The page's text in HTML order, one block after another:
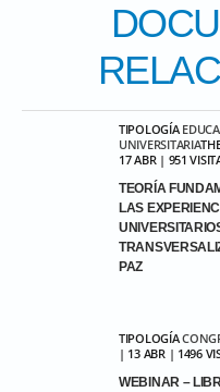
TIPOLOGÍA
UNIVERSITARIA
17 ABR | 951
TEORÍA
LAS
PAZ
TIPOLOGÍA
| 13 ABR | 1496
WEBINAR –